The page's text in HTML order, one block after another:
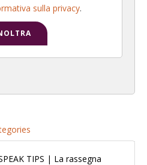
sulla privacy.
TIPS | La rassegna